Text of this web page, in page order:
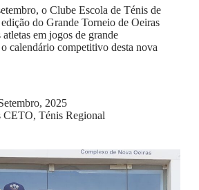
o Clube Escola de Ténis de
do Grande Torneio de Oeiras
em jogos de grande
calendário competitivo desta nova
2025
CETO,Ténis Regional